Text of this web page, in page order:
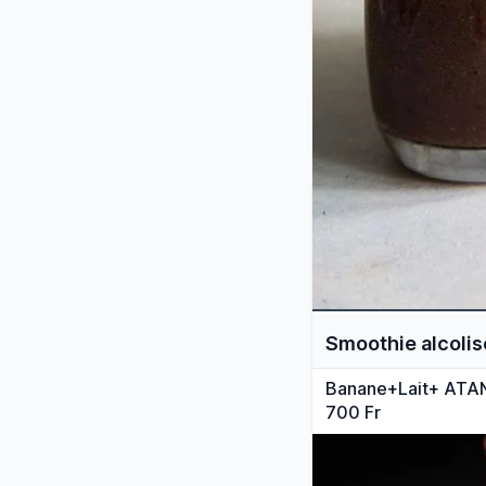
Smoothie
Banane+Lait+
700 Fr